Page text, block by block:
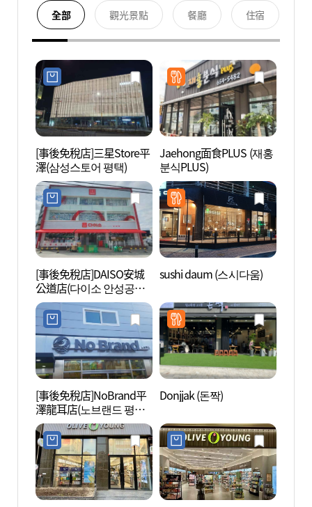
全部 觀光景點 餐廳 住宿
[事後免稅店]三星Store平
澤(삼성스토어 평택)
Jaehong面食PLUS (재홍
분식PLUS)
[事後免稅店]DAISO安城
公道店(다이소 안성공도
점)
sushi daum (스시다움)
[事後免稅店]NoBrand平
澤龍耳店(노브랜드 평택
용이점)
Donjjak (돈짝)